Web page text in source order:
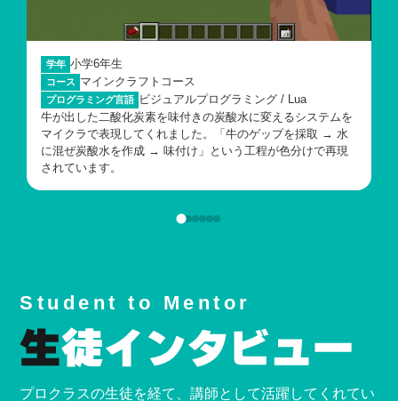
学年 小学6年生
コース マインクラフトコース
プログラミング言語 ビジュアルプログラミング / Lua
牛が出した二酸化炭素を味付きの炭酸水に変えるシステムを
マイクラで表現してくれました。「牛のゲップを採取 → 水
に混ぜ炭酸水を作成 → 味付け」という工程が色分けで再現
されています。
Student to Mentor
プロクラスの生徒を経て、講師として活躍してくれてい